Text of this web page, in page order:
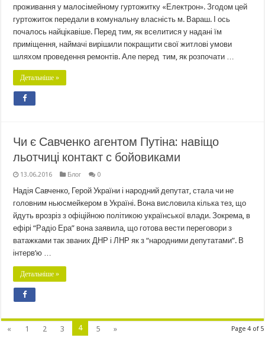
проживання у малосімейному гуртожитку «Електрон». Згодом цей
гуртожиток передали в комунальну власність м. Вараш. І ось
почалось найцікавіше. Перед тим, як вселитися у надані їм
приміщення, наймачі вирішили покращити свої житлові умови
шляхом проведення ремонтів. Але перед тим, як розпочати …
Детальніше »
Чи є Савченко агентом Путіна: навіщо
льотчиці контакт с бойовиками
13.06.2016 Блог 0
Надія Савченко, Герой України і народний депутат, стала чи не
головним ньюсмейкером в Україні. Вона висловила кілька тез, що
йдуть врозріз з офіційною політикою української влади. Зокрема, в
ефірі “Радіо Ера” вона заявила, що готова вести переговори з
ватажками так званих ДНР і ЛНР як з “народними депутатами”. В
інтерв’ю …
Детальніше »
Page 4 of 5
« 1 2 3 4 5 »